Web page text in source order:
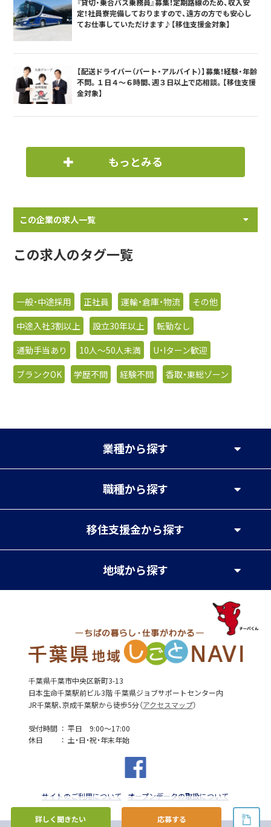
詳しく聞きたい 応募する
『貸切・乗合バス乗務員』募集！定期路線のため、収入安
定！社員寮完備しておりますので、遠方の方でも安心し
てお仕事していただけます♪【移住支援金対象】
【配送ドライバー（パート・アルバイト）】募集！経験・年齢
不問。１日４～６時間、週３日以上で応相談。【移住支援
金対象】
もっとみる
この企業の求人一覧
この求人のタグ一覧
一般・中途採用 正社員 運輸・倉庫・物流
その他
中途入社3割以上
設立30年以上
転勤なし
通勤手当あり
10人〜50人未満
U・Iターン歓迎
ブランクOK
学歴不問 経験不問 香取・東総ゾーン
業種から探す
職種から探す
移住支援金から探す
地域から探す
千葉県千葉市中央区新町3-13
日本生命千葉駅前ビル3階 千葉県ジョブサポートセンター内
JR千葉駅、京成千葉駅から徒歩5分（アクセスマップ）
受付時間
平日 9:00～17:00
休日
土・日・祝・年末年始
サイトのご利用について オープンデータの取扱について